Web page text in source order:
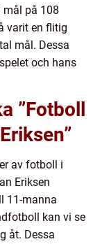
mål på 108
varit en flitig
mål. Dessa
och hans
”Fotboll
av fotboll i
Eriksen
11-manna
kan vi se
åt. Dessa